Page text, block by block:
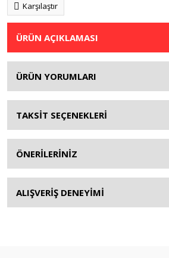
Karşılaştır
ÜRÜN AÇIKLAMASI
ÜRÜN YORUMLARI
TAKSİT SEÇENEKLERİ
ÖNERİLERİNİZ
ALIŞVERİŞ DENEYİMİ